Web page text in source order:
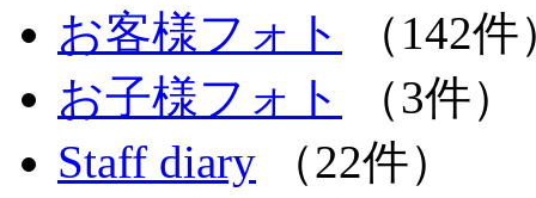
お客様フォト
（142件
お子様フォト
（3件）
Staff diary （22件）